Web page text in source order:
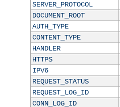
SERVER_PROTOCOL
DOCUMENT_ROOT
AUTH_TYPE
CONTENT_TYPE
HANDLER
HTTPS
IPV6
REQUEST_STATUS
REQUEST_LOG_ID
CONN_LOG_ID